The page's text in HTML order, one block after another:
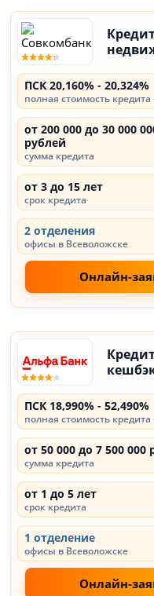
ПСК 20,160% - 20,324%
полная стоимость
от 200 000 до 30 000
рублей
сумма кредита
от 3 до 15 лет
срок кредита
2 отделения
офисы в Всеволожске
Онлайн-
ПСК 18,990% - 52,490%
полная стоимость
от 50 000 до 7 500 000
сумма кредита
от 1 до 5 лет
срок кредита
1 отделение
офисы в Всеволожске
Онлайн-